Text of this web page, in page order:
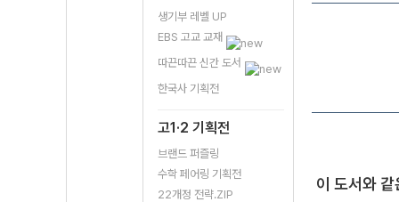
생기부 레벨 UP
EBS 고교 교재
따끈따끈 신간 도서
한국사 기획전
고1·2 기획전
브랜드 퍼즐링
수학 페어링 기획전
22개정 전략.ZIP
이 도서와